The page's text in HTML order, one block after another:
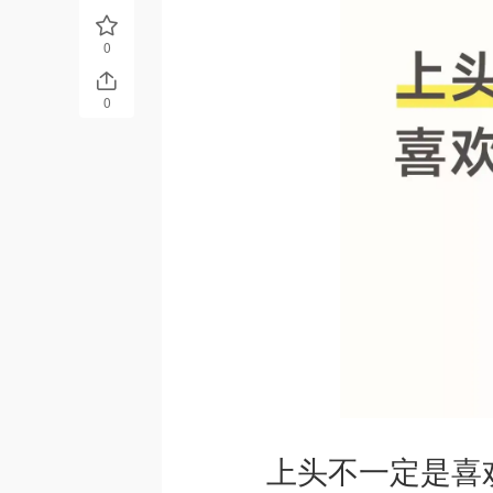
0
0
上头不一定是喜